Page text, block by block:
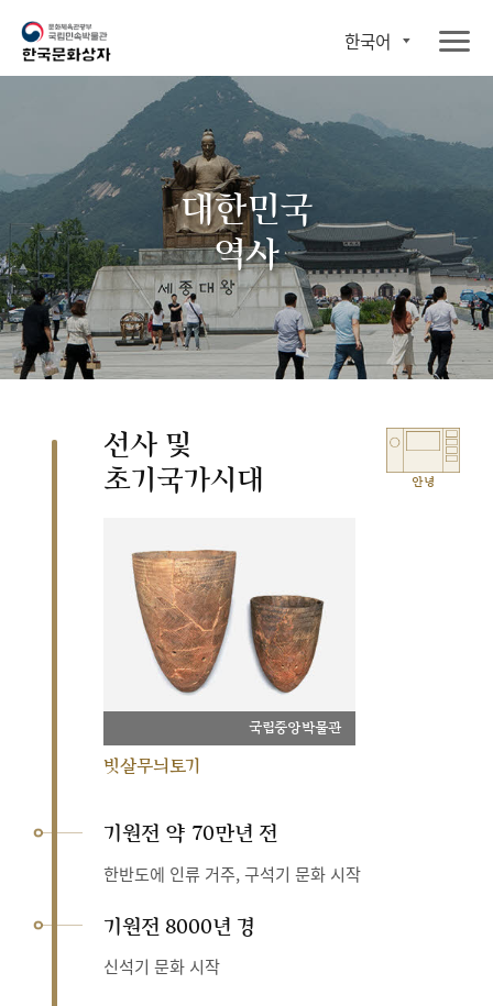
한국어
대한민국
역사
안녕
선사 및
초기국가시대
국립중앙박물관
빗살무늬토기
기원전 약 70만년 전
한반도에 인류 거주, 구석기 문화 시작
기원전 8000년 경
신석기 문화 시작